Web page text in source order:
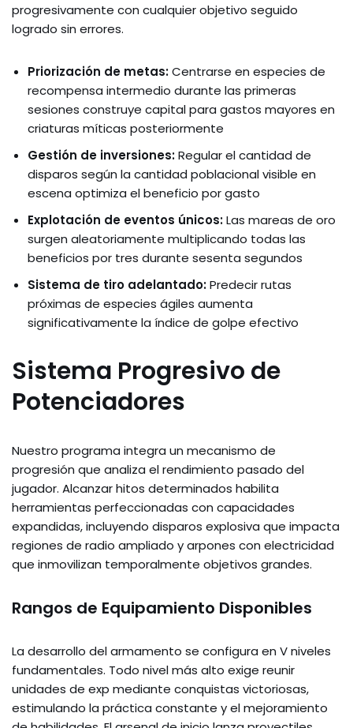
progresivamente con cualquier objetivo seguido
logrado sin errores.
Priorización de metas:Centrarse en especies de
recompensa intermedio durante las primeras
sesiones construye capital para gastos mayores en
criaturas míticas posteriormente
Gestión de inversiones:Regular el cantidad de
disparos según la cantidad poblacional visible en
escena optimiza el beneficio por gasto
Explotación de eventos únicos:Las mareas de oro
surgen aleatoriamente multiplicando todas las
beneficios por tres durante sesenta segundos
Sistema de tiro adelantado:Predecir rutas
próximas de especies ágiles aumenta
significativamente la índice de golpe efectivo
Sistema Progresivo de
Potenciadores
Nuestro programa integra un mecanismo de
progresión que analiza el rendimiento pasado del
jugador. Alcanzar hitos determinados habilita
herramientas perfeccionadas con capacidades
expandidas, incluyendo disparos explosiva que impacta
regiones de radio ampliado y arpones con electricidad
que inmovilizan temporalmente objetivos grandes.
Rangos de Equipamiento Disponibles
La desarrollo del armamento se configura en V niveles
fundamentales. Todo nivel más alto exige reunir
unidades de exp mediante conquistas victoriosas,
estimulando la práctica constante y el mejoramiento